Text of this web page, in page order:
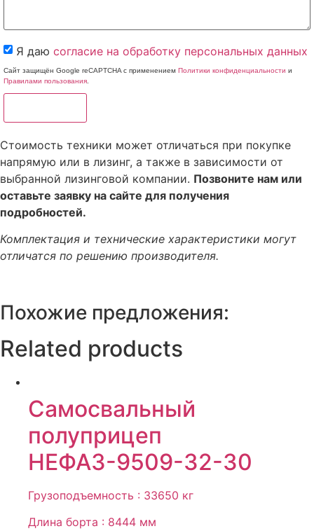
Я даю согласие на обработку персональных данных
Сайт защищён Google reCAPTCHA с применением Политики конфиденциальности и
Правилами пользования.
Стоимость техники может отличаться при покупке
напрямую или в лизинг, а также в зависимости от
выбранной лизинговой компании. Позвоните нам или
оставьте заявку на сайте для получения
подробностей.
Комплектация и технические характеристики могут
отличатся по решению производителя.
Похожие предложения:
Related products
Самосвальный
полуприцеп
НЕФАЗ-9509-32-30
Грузоподъемность : 33650 кг
Длина борта : 8444 мм